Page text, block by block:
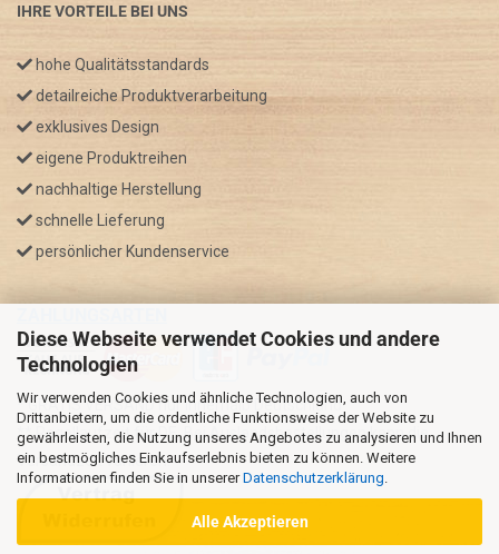
Diese Webseite verwendet Cookies und andere
Technologien
Wir verwenden Cookies und ähnliche Technologien, auch von
Drittanbietern, um die ordentliche Funktionsweise der Website zu
gewährleisten, die Nutzung unseres Angebotes zu analysieren und Ihnen
ein bestmögliches Einkaufserlebnis bieten zu können. Weitere
Informationen finden Sie in unsererDatenschutzerklärung
Alle Akzeptieren
IHRE VORTEILE BEI UNS
hohe Qualitätsstandards
detailreiche Produktverarbeitung
exklusives Design
eigene Produktreihen
nachhaltige Herstellung
schnelle Lieferung
persönlicher Kundenservice
* GRATIS VERSAND nur innerhalb Deutschland
** Regellaufzeit für DE, Bei Auslandsbestellungen kann die
Versandzeit variieren.